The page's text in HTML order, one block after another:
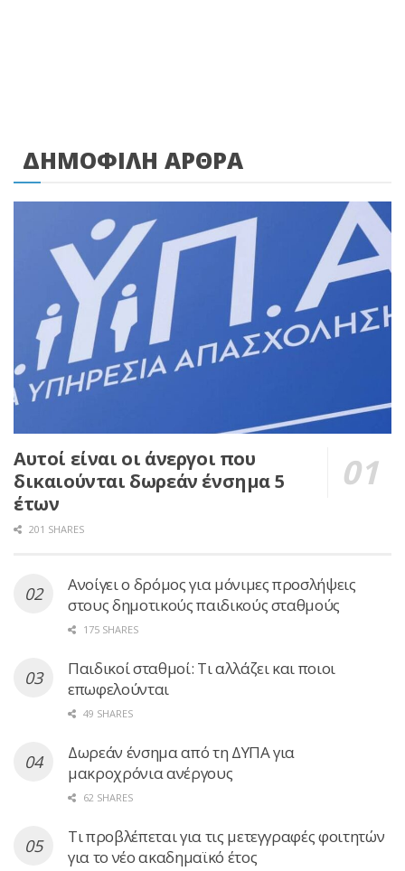
ΔΗΜΟΦΙΛΗ ΑΡΘΡΑ
Αυτοί είναι οι άνεργοι που
δικαιούνται δωρεάν ένσημα 5
έτων
201 SHARES
Ανοίγει ο δρόμος για μόνιμες προσλήψεις
στους δημοτικούς παιδικούς σταθμούς
175 SHARES
Παιδικοί σταθμοί: Τι αλλάζει και ποιοι
επωφελούνται
49 SHARES
Δωρεάν ένσημα από τη ΔΥΠΑ για
μακροχρόνια ανέργους
62 SHARES
Τι προβλέπεται για τις μετεγγραφές φοιτητών
για το νέο ακαδημαϊκό έτος